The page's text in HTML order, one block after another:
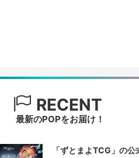
RECENT
最新のPOPをお届け！
「ずとまよTCG」の公